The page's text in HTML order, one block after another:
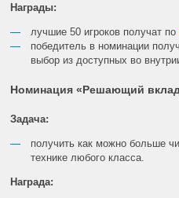
Награды:
лучшие 50 игроков получат по
победитель в номинации
выбор из доступных во
Номинация «Решающий
Задача:
получить как можно больше
технике любого класса.
Награда: